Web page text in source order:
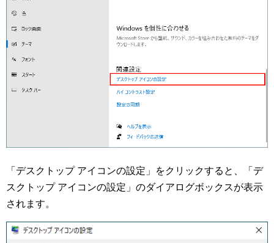
「デスクトップ アイコンの設定」をクリックすると、「デ
スクトップ アイコンの設定」のダイアログボックスが表示
されます。